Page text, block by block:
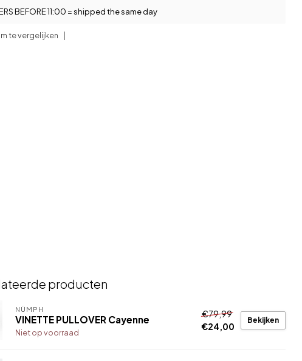
BEFORE 11:00 = shipped the same day
te vergelijken
producten
NÜMPH
VINETTE PULLOVER Cayenne
Niet op voorraad
€79,99
€24,00
Bekijken